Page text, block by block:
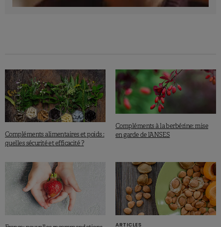
Compléments alimentaires et poids :
quelles sécurité et efficacité ?
Compléments à la berbérine: mise
en garde de l’ANSES
ARTICLES